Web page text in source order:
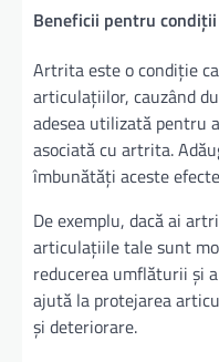
Beneficii pentru
Artrita este o condiție
articulațiilor, cauzând
adesea utilizată pentru
asociată cu artrita.
îmbunătăți aceste
De exemplu, dacă ai
articulațiile tale sunt
reducerea umflăturii și
ajută la protejarea
și deteriorare.